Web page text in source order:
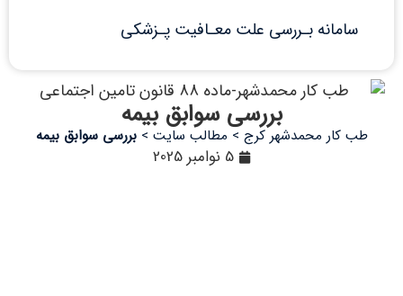
سامانه بـررسی علت معـافیت پـزشکی
بررسی سوابق بیمه
طب کار محمدشهر کرج > مطالب سایت >بررسی سوابق بیمه
5 نوامبر 2025